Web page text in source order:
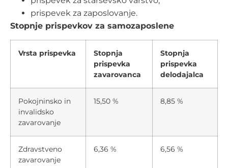
prispevek za zaposlovanje.
Stopnje prispevkov za samozaposlene
Vrsta prispevka
Stopnja
prispevka
zavarovanca
Stopnja
prispevka
delodajalca
Pokojninsko in
invalidsko
zavarovanje
15,50 % 8,85 %
Zdravstveno
zavarovanje
6,36 % 6,56 %